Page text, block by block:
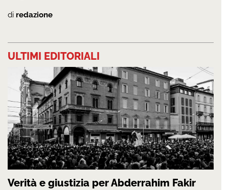
di redazione
ULTIMI EDITORIALI
Verità e giustizia per Abderrahim Fakir